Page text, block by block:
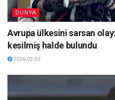
DÜNYA
Avrupa ülkesini sarsan olay:
kesilmiş halde bulundu
2026-03-30